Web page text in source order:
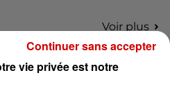
Voir plus
vos places pour le
du Roi Arthur 2026 !
vie privée est notre
Continuer sans accepter